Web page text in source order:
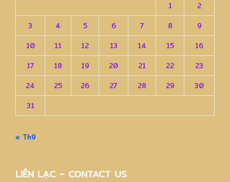
1
2
3
4 5 6 7 8
9
10
11 12 13 14 15
16
17
18 19 20 21 22
23
24
25 26 27 28 29
30
31
« Th9
LIÊN LẠC – CONTACT US